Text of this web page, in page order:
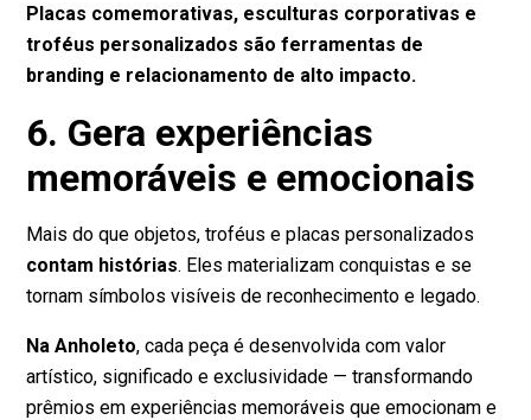
Placas comemorativas, esculturas corporativas e
troféus personalizados são ferramentas de
branding e relacionamento de alto impacto.
6. Gera experiências
memoráveis e emocionais
Mais do que objetos, troféus e placas personalizados
contam histórias. Eles materializam conquistas e se
tornam símbolos visíveis de reconhecimento e legado.
Na Anholeto, cada peça é desenvolvida com valor
artístico, significado e exclusividade — transformando
prêmios em experiências memoráveis que emocionam e